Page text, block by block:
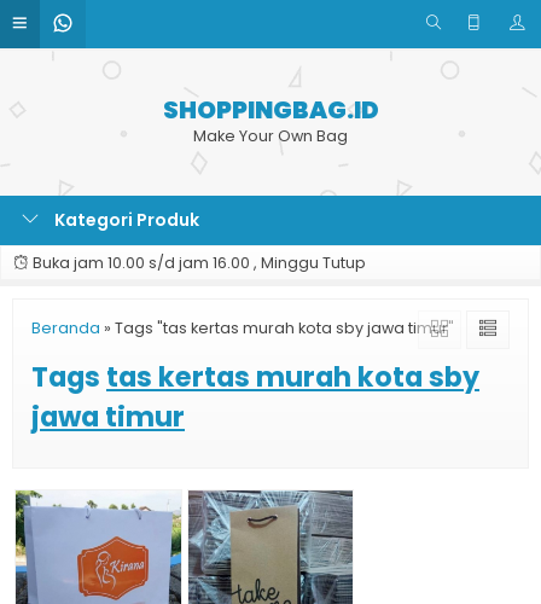
SHOPPINGBAG.ID
Make Your Own Bag
Kategori Produk
Buka jam 10.00 s/d jam 16.00 , Minggu Tutup
Beranda » Tags "tas kertas murah kota sby jawa timur"
Tags tas kertas murah kota sby
jawa timur